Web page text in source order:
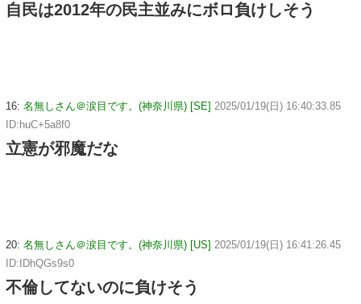
自民は2012年の民主並みにボロ負けしそう
16: 名無しさん＠涙目です。(神奈川県) [SE] 2025/01/19(日) 16:40:33.85
ID:huC+5a8f0
立憲が邪魔だな
20: 名無しさん＠涙目です。(神奈川県) [US] 2025/01/19(日) 16:41:26.45
ID:IDhQGs9s0
不倫してないのに負けそう